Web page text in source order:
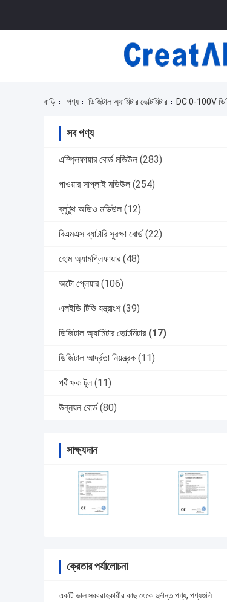
বাড়ি পণ্য ডিজিটাল অ্যামিটার ভোল্টমিটার DC 0-100V
সব পণ্য
এম্প্লিফায়ার বোর্ড মডিউল (283)
পাওয়ার সাপ্লাই মডিউল (254)
ব্লুটুথ অডিও মডিউল (12)
বিএমএস ব্যাটারি সুরক্ষা বোর্ড (22)
হোম অ্যামপ্লিফায়ার (48)
অটো প্লেয়ার (106)
এলইডি টিভি যন্ত্রাংশ (39)
ডিজিটাল অ্যামিটার ভোল্টমিটার (17)
ডিজিটাল আর্দ্রতা নিয়ন্ত্রক (11)
পরীক্ষক টুল (11)
উন্নয়ন বোর্ড (80)
সাক্ষ্যদান
ক্রেতার পর্যালোচনা
একটি ভাল সরবরাহকারীর কাছ থেকে দুর্দান্ত পণ্য, পণ্যগুলি